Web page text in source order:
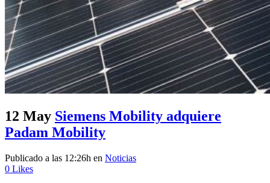
12 May Siemens Mobility adquiere
Padam Mobility
Publicado a las 12:26h en Noticias
0 Likes